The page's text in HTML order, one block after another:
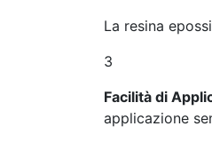
nella
La resina
3
Facilità di
applicazione